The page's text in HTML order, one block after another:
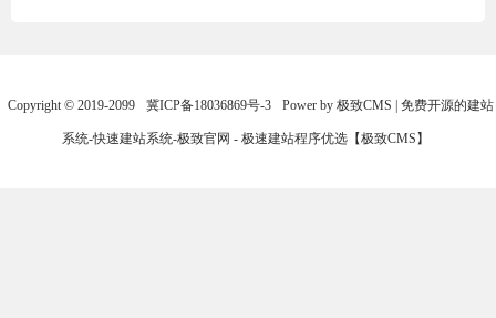
Copyright © 2019-2099 冀ICP备18036869号-3 Power by 极致CMS | 免费开源的建站
系统-快速建站系统-极致官网 - 极速建站程序优选【极致CMS】